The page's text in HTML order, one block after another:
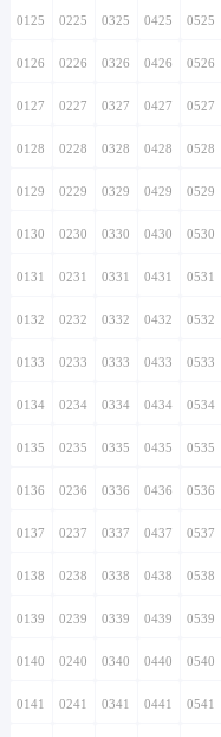
0125 0225 0325 0425 0525
0126 0226 0326 0426 0526
0127 0227 0327 0427 0527
0128 0228 0328 0428 0528
0129 0229 0329 0429 0529
0130 0230 0330 0430 0530
0131 0231 0331 0431 0531
0132 0232 0332 0432 0532
0133 0233 0333 0433 0533
0134 0234 0334 0434 0534
0135 0235 0335 0435 0535
0136 0236 0336 0436 0536
0137 0237 0337 0437 0537
0138 0238 0338 0438 0538
0139 0239 0339 0439 0539
0140 0240 0340 0440 0540
0141 0241 0341 0441 0541